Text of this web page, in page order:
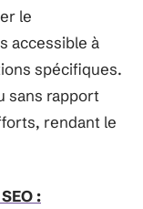
le
accessible à
spécifiques.
sans rapport
rendant le
: